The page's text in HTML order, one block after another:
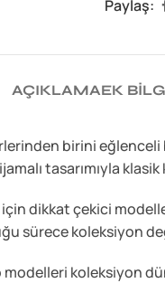
Paylaş:
AÇIKLAMAEK
birini
tasarımıyla klasik
dikkat çekici
sürece koleksiyon
koleksiyon